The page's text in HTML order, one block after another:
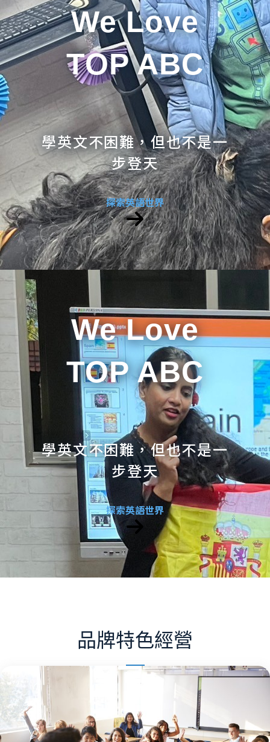
We Love
TOP ABC
學英文不困難，但也不是一
步登天
探索英語世界
We Love
TOP ABC
學英文不困難，但也不是一
步登天
探索英語世界
品牌特色經營